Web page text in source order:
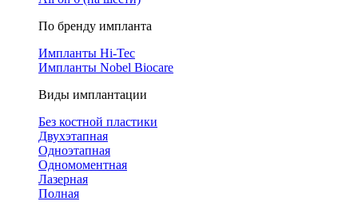
По бренду импланта
Импланты Hi-Tec
Импланты Nobel Biocare
Виды имплантации
Без костной пластики
Двухэтапная
Одноэтапная
Одномоментная
Лазерная
Полная